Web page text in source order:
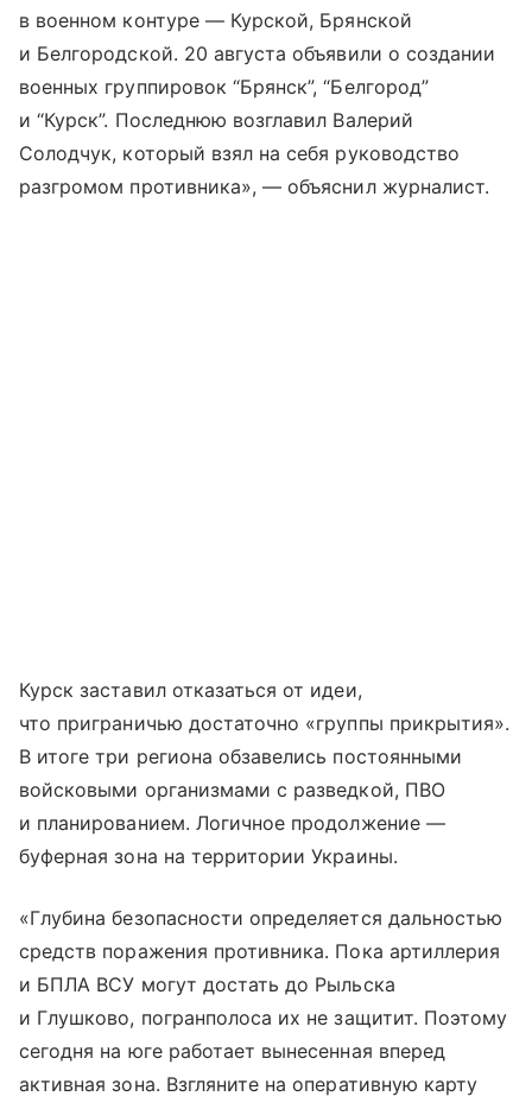
в военном контуре — Курской, Брянской
и Белгородской. 20 августа объявили о создании
военных группировок “Брянск”, “Белгород”
и “Курск”. Последнюю возглавил Валерий
Солодчук, который взял на себя руководство
разгромом противника», — объяснил журналист.
Курск заставил отказаться от идеи,
что приграничью достаточно «группы прикрытия».
В итоге три региона обзавелись постоянными
войсковыми организмами с разведкой, ПВО
и планированием. Логичное продолжение —
буферная зона на территории Украины.
«Глубина безопасности определяется дальностью
средств поражения противника. Пока артиллерия
и БПЛА ВСУ могут достать до Рыльска
и Глушково, погранполоса их не защитит. Поэтому
сегодня на юге работает вынесенная вперед
активная зона. Взгляните на оперативную карту